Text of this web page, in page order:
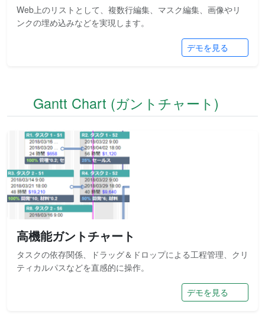
Web上のリストとして、複数行編集、マスク編集、画像やリ
ンクの埋め込みなどを実現します。
デモを見る
Gantt Chart (ガントチャート)
高機能ガントチャート
タスクの依存関係、ドラッグ＆ドロップによる工程管理、クリ
ティカルパスなどを直感的に操作。
デモを見る